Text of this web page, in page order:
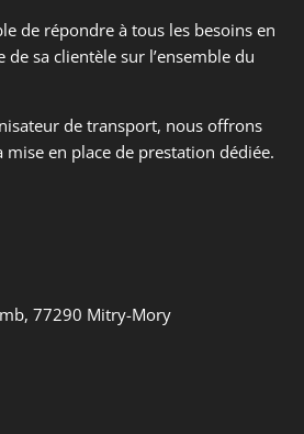
de répondre à tous les besoins en
sa clientèle sur l’ensemble du
de transport, nous offrons
mise en place de prestation dédiée.
77290 Mitry-Mory